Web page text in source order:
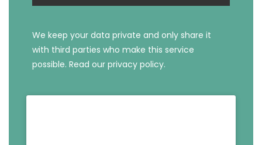
We keep your data private and only share it
with third parties who make this service
possible. Read our privacy policy.